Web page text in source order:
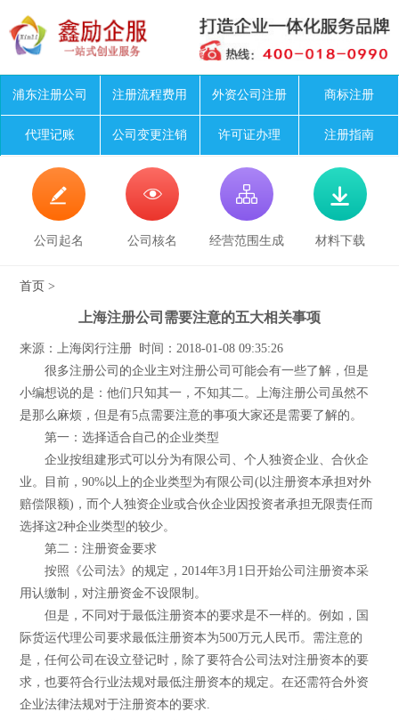
浦东注册公司 注册流程费用 外资公司注册 商标注册
代理记账 公司变更注销 许可证办理 注册指南

公司起名

公司核名

经营范围生成

材料下载
首页 >
上海注册公司需要注意的五大相关事项
来源：上海闵行注册 时间：2018-01-08 09:35:26
很多注册公司的企业主对注册公司可能会有一些了解，但是
小编想说的是：他们只知其一，不知其二。上海注册公司虽然不
是那么麻烦，但是有5点需要注意的事项大家还是需要了解的。
第一：选择适合自己的企业类型
企业按组建形式可以分为有限公司、个人独资企业、合伙企
业。目前，90%以上的企业类型为有限公司(以注册资本承担对外
赔偿限额)，而个人独资企业或合伙企业因投资者承担无限责任而
选择这2种企业类型的较少。
第二：注册资金要求
按照《公司法》的规定，2014年3月1日开始公司注册资本采
用认缴制，对注册资金不设限制。
但是，不同对于最低注册资本的要求是不一样的。例如，国
际货运代理公司要求最低注册资本为500万元人民币。需注意的
是，任何公司在设立登记时，除了要符合公司法对注册资本的要
求，也要符合行业法规对最低注册资本的规定。在还需符合外资
企业法律法规对于注册资本的要求.